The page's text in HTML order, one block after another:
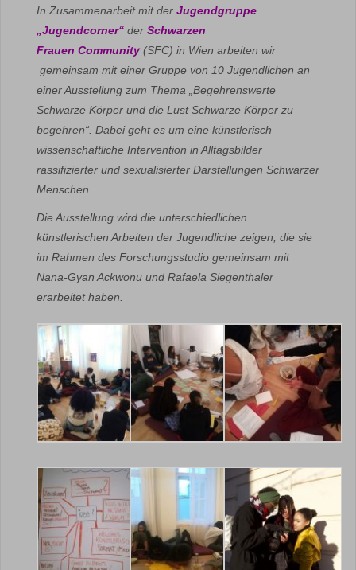
In Zusammenarbeit mit der Jugendgruppe
„Jugendcorner“ der Schwarzen
Frauen Community (SFC) in Wien arbeiten wir
gemeinsam mit einer Gruppe von 10 Jugendlichen an
einer Ausstellung zum Thema „Begehrenswerte
Schwarze Körper und die Lust Schwarze Körper zu
begehren“. Dabei geht es um eine künstlerisch
wissenschaftliche Intervention in Alltagsbilder
rassifizierter und sexualisierter Darstellungen Schwarzer
Menschen.
Die Ausstellung wird die unterschiedlichen
künstlerischen Arbeiten der Jugendliche zeigen, die sie
im Rahmen des Forschungsstudio gemeinsam mit
Nana-Gyan Ackwonu und Rafaela Siegenthaler
erarbeitet haben.